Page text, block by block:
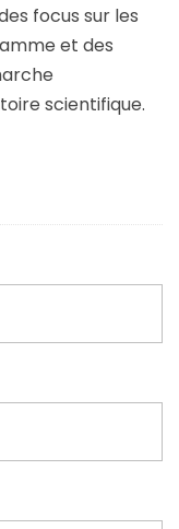
focus sur les
et des
scientifique.